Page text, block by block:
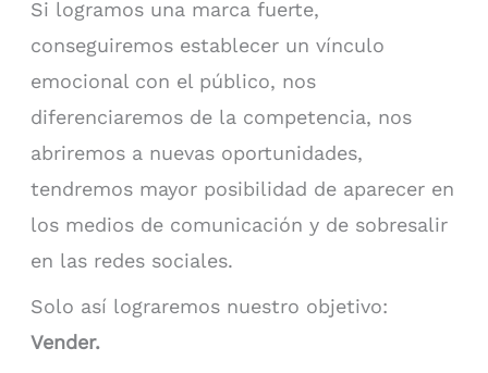
Si logramos una marca fuerte,
conseguiremos establecer un vínculo
emocional con el público, nos
diferenciaremos de la competencia, nos
abriremos a nuevas oportunidades,
tendremos mayor posibilidad de aparecer en
los medios de comunicación y de sobresalir
en las redes sociales.
Solo así lograremos nuestro objetivo:
Vender.